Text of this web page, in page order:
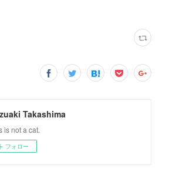
Takashima
is not a cat.
フォロー